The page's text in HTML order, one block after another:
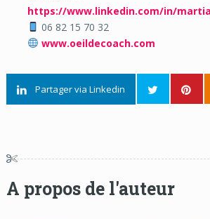
https://www.linkedin.com/in/
06 82 15 70 32
www.oeildecoach.com
Partager via Linkedin
A propos de l'auteur